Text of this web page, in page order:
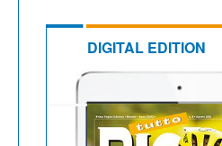
DIGITAL EDITION